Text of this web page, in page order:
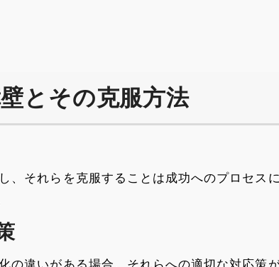
とその克服方法
、それらを克服することは成功へのプロセス
の違いがある場合、それらへの適切な対応策